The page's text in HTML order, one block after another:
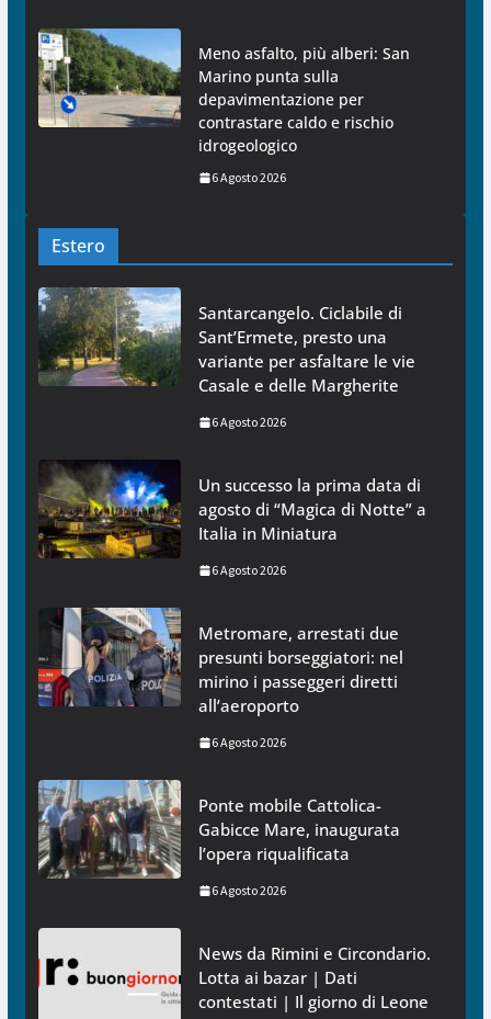
Meno asfalto, più alberi: San
Marino punta sulla
depavimentazione per
contrastare caldo e rischio
idrogeologico
6 Agosto 2026
Estero
Santarcangelo. Ciclabile di
Sant’Ermete, presto una
variante per asfaltare le vie
Casale e delle Margherite
6 Agosto 2026
Un successo la prima data di
agosto di “Magica di Notte” a
Italia in Miniatura
6 Agosto 2026
Metromare, arrestati due
presunti borseggiatori: nel
mirino i passeggeri diretti
all’aeroporto
6 Agosto 2026
Ponte mobile Cattolica-
Gabicce Mare, inaugurata
l’opera riqualificata
6 Agosto 2026
News da Rimini e Circondario.
Lotta ai bazar | Dati
contestati | Il giorno di Leone